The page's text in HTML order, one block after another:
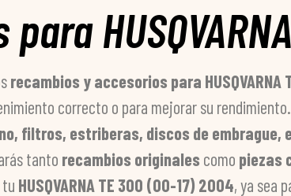
recambios y accesorios para
correcto o para mejorar su
filtros, estriberas, discos de embrague,
tanto recambios originales como piezas
HUSQVARNA TE 300 (00-17) 2004, ya sea